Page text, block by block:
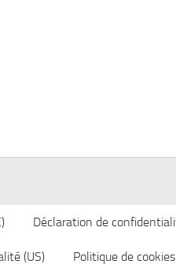
Déclaration de
(US) Politique de cookies